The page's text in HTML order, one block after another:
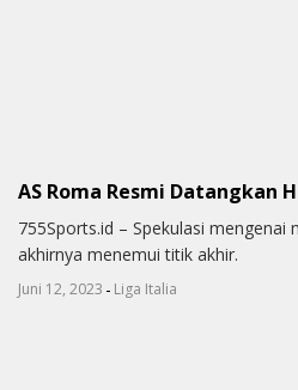
AS Roma Resmi Datangkan
755Sports.id – Spekulasi
akhirnya menemui titik akhir.
Juni 12, 2023 - Liga Italia